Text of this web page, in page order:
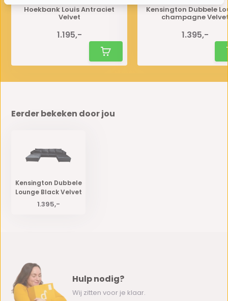
Hoekbank Louis Antraciet
Velvet
1.195,-
Kensington Dubbele
champagne
1.395,-
Eerder bekeken door jou
Kensington Dubbele
Lounge Black Velvet
1.395,-
Hulp nodig?
Wij zitten voor je klaar.